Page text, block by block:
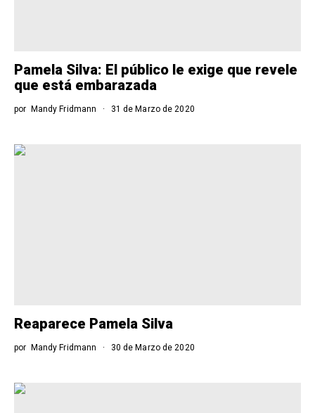
Pamela Silva: El público le exige que revele
que está embarazada
por Mandy Fridmann 31 de Marzo de 2020
Reaparece Pamela Silva
por Mandy Fridmann 30 de Marzo de 2020